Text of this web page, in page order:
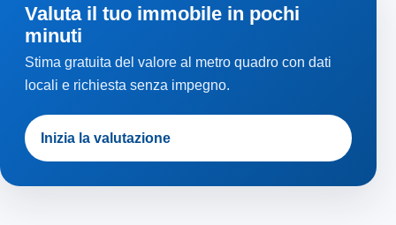
Valuta il tuo immobile in pochi
minuti
Stima gratuita del valore al metro quadro con dati
locali e richiesta senza impegno.
Inizia la valutazione